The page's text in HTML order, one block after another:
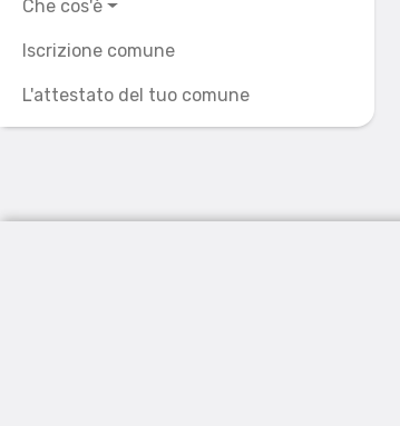
Che cos'è
Iscrizione comune
L'attestato del tuo comune